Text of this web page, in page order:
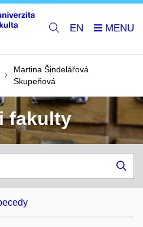
EN
Martina Šindelářová
Skupeňová
fakulty